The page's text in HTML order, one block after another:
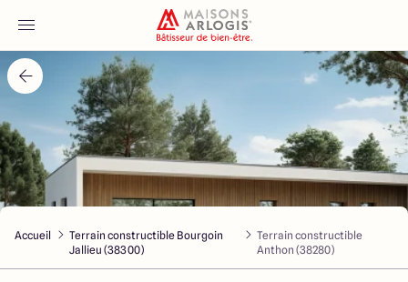
Accueil
Nos maisons
Nos annonces
Votre projet
Accueil
Terrain constructible Bourgoin
Jallieu (38300)
Terrain constructible
Anthon (38280)